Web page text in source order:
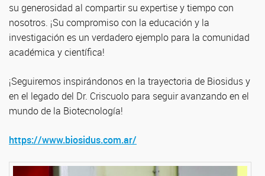
su generosidad al compartir su expertise y tiempo con
nosotros. ¡Su compromiso con la educación y la
investigación es un verdadero ejemplo para la comunidad
académica y científica!
¡Seguiremos inspirándonos en la trayectoria de Biosidus y
en el legado del Dr. Criscuolo para seguir avanzando en el
mundo de la Biotecnología!
https://www.biosidus.com.ar/